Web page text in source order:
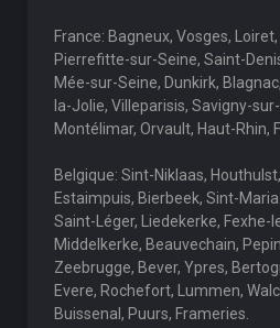
France: Bagneux, Vosges,
Pierrefitte-sur-Seine, Saint-
Mée-sur-Seine, Dunkirk,
la-Jolie, Villeparisis, Savigny-
Montélimar, Orvault, Haut-Rhin,
Belgique: Sint-Niklaas,
Estaimpuis, Bierbeek, Sint-
Saint-Léger, Liedekerke, Fexhe-
Middelkerke, Beauvechain,
Zeebrugge, Bever, Ypres,
Evere, Rochefort, Lummen,
Buissenal, Puurs, Frameries.